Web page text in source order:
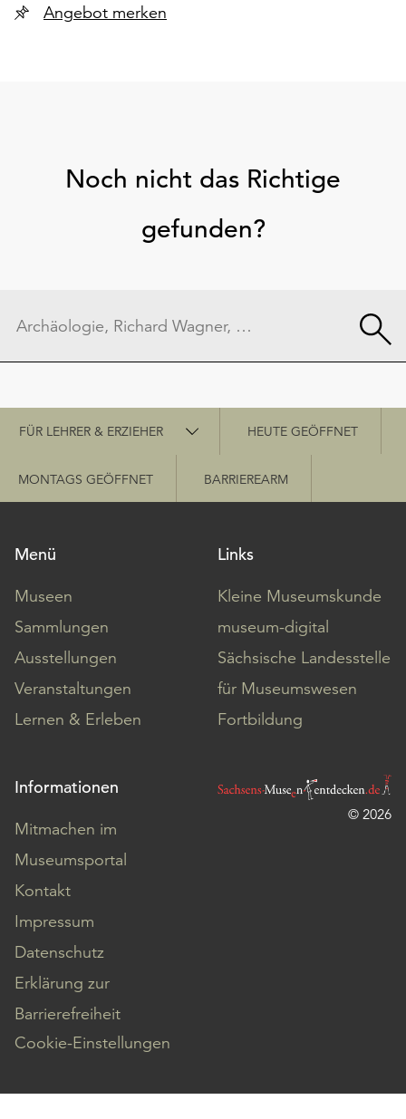
Angebot merken
Noch nicht das Richtige
gefunden?
Schnellzugriff
FÜR LEHRER & ERZIEHER HEUTE GEÖFFNET
MONTAGS GEÖFFNET BARRIEREARM
Menü
Museen
Sammlungen
Ausstellungen
Veranstaltungen
Lernen & Erleben
Links
Kleine Museumskunde
museum-digital
Sächsische Landesstelle
für Museumswesen
Fortbildung
Informationen
Mitmachen im
Museumsportal
Kontakt
Impressum
Datenschutz
Erklärung zur
Barrierefreiheit
Cookie-Einstellungen
© 2026